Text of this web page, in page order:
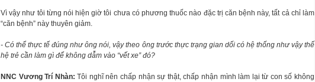
Vì vậy như tôi từng nói hiện giờ tôi chưa có phương thuốc nào đặc trị căn bệnh này, tất cả chỉ làm
“căn bệnh” này thuyên giảm.
- Có thể thực tế đúng như ông nói, vậy theo ông trước thực trạng gian dối có hệ thống như vậy thế
hệ trẻ cần làm gì để không dẫm vào “vết xe” đó?
NNC Vương Trí Nhàn: Tôi nghĩ nên chấp nhận sự thật, chấp nhận mình làm lại từ con số không